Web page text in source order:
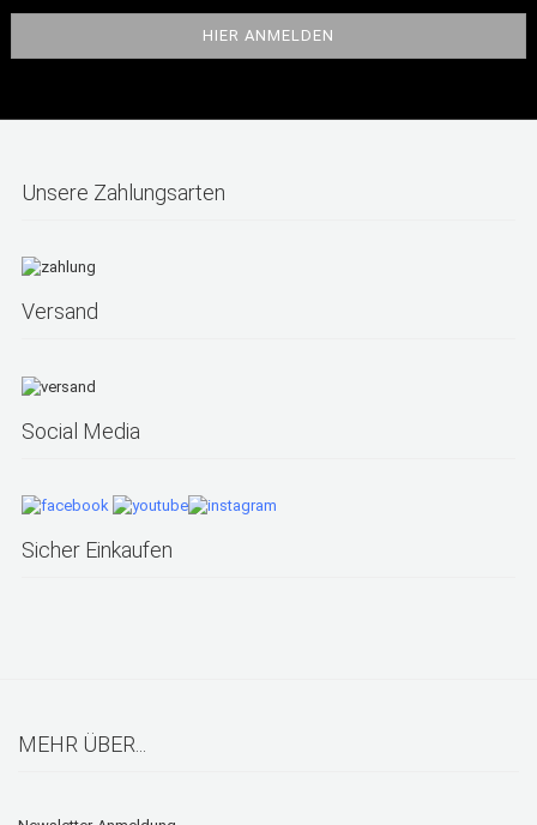
Unsere Zahlungsarten
Versand
Social Media
Sicher Einkaufen
MEHR ÜBER...